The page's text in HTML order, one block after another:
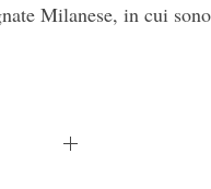
Milanese, in cui